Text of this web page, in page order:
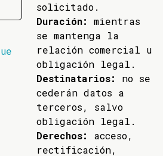
solicitado.
Duración:
mientras
se mantenga la
relación comercial u
obligación legal.
Destinatarios:
no se
cederán datos a
terceros, salvo
obligación legal.
Derechos:
acceso,
rectificación,